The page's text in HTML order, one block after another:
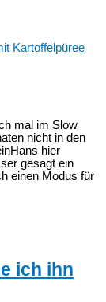
mal im Slow
nicht in den
hier
gesagt ein
einen Modus für
ich ihn